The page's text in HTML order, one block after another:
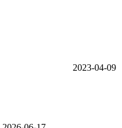
2023-04-09